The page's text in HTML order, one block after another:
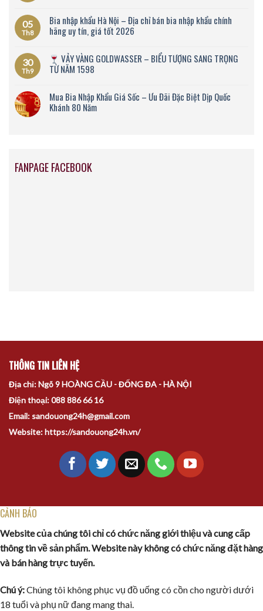
05
Th8
Bia nhập khẩu Hà Nội – Địa chỉ bán bia nhập khẩu chính
hãng uy tín, giá tốt 2026
30
Th9
VẢY VÀNG GOLDWASSER – BIỂU TƯỢNG SANG TRỌNG
TỪ NĂM 1598
Mua Bia Nhập Khẩu Giá Sốc – Ưu Đãi Đặc Biệt Dịp Quốc
Khánh 80 Năm
FANPAGE FACEBOOK
THÔNG TIN LIÊN HỆ
Địa chỉ: Ngõ 9 HOÀNG CẦU - ĐỐNG ĐA - HÀ NỘI
Điện thoại: 088 886 66 16
Email: sandouong24h@gmail.com
Website: https://sandouong24h.vn/
CẢNH BÁO
Website của chúng tôi chỉ có chức năng giới thiệu và cung cấp
thông tin về sản phẩm. Website này không có chức năng đặt hàng
và bán hàng trực tuyến.
Chú ý:Chúng tôi không phục vụ đồ uống có cồn cho người dưới
18 tuổi và phụ nữ đang mang thai.